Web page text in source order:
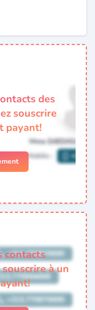
des
souscrire
payant!
contacts
à un